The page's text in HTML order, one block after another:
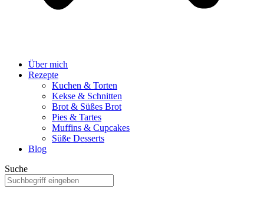
Über mich
Rezepte
Kuchen & Torten
Kekse & Schnitten
Brot & Süßes Brot
Pies & Tartes
Muffins & Cupcakes
Süße Desserts
Blog
Suche